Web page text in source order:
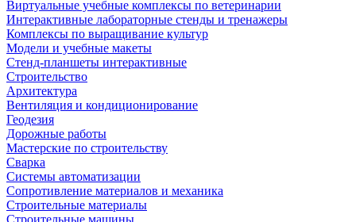
Виртуальные учебные комплексы по ветеринарии
Интерактивные лабораторные стенды и тренажеры
Комплексы по выращивание культур
Модели и учебные макеты
Стенд-планшеты интерактивные
Строительство
Архитектура
Вентиляция и кондиционирование
Геодезия
Дорожные работы
Мастерские по строительству
Сварка
Системы автоматизации
Сопротивление материалов и механика
Строительные материалы
Строительные машины